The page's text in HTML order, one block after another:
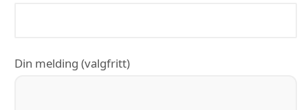
Din melding (valgfritt)